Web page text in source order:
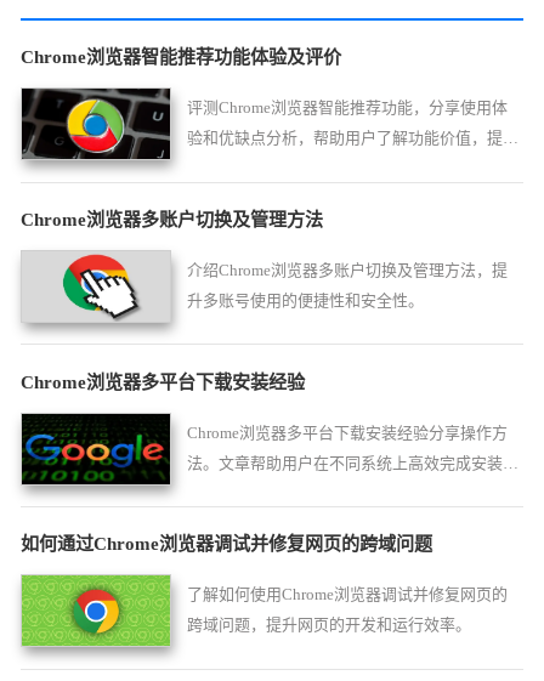
Chrome浏览器智能推荐功能体验及评价
评测Chrome浏览器智能推荐功能，分享使用体
验和优缺点分析，帮助用户了解功能价值，提升
Chrome浏览器多账户切换及管理方法
介绍Chrome浏览器多账户切换及管理方法，提
升多账号使用的便捷性和安全性。
Chrome浏览器多平台下载安装经验
Chrome浏览器多平台下载安装经验分享操作方
法。文章帮助用户在不同系统上高效完成安装，
如何通过Chrome浏览器调试并修复网页的跨域问题
了解如何使用Chrome浏览器调试并修复网页的
跨域问题，提升网页的开发和运行效率。